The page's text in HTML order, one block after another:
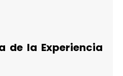
de la Experiencia